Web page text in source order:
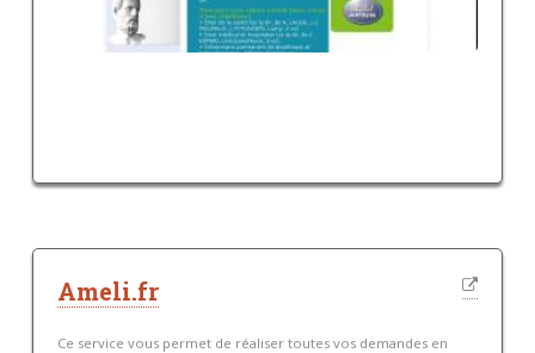
Ameli.fr
Ce service vous permet de réaliser toutes vos demandes en